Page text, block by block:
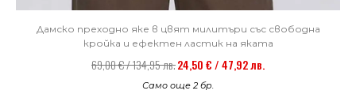
Дамско преходно яке в цвят милитъри със свободна
кройка и ефектен ластик на яката
69,00 € / 134,95 лв.24,50 € / 47,92 лв.
Само още 2 бр.